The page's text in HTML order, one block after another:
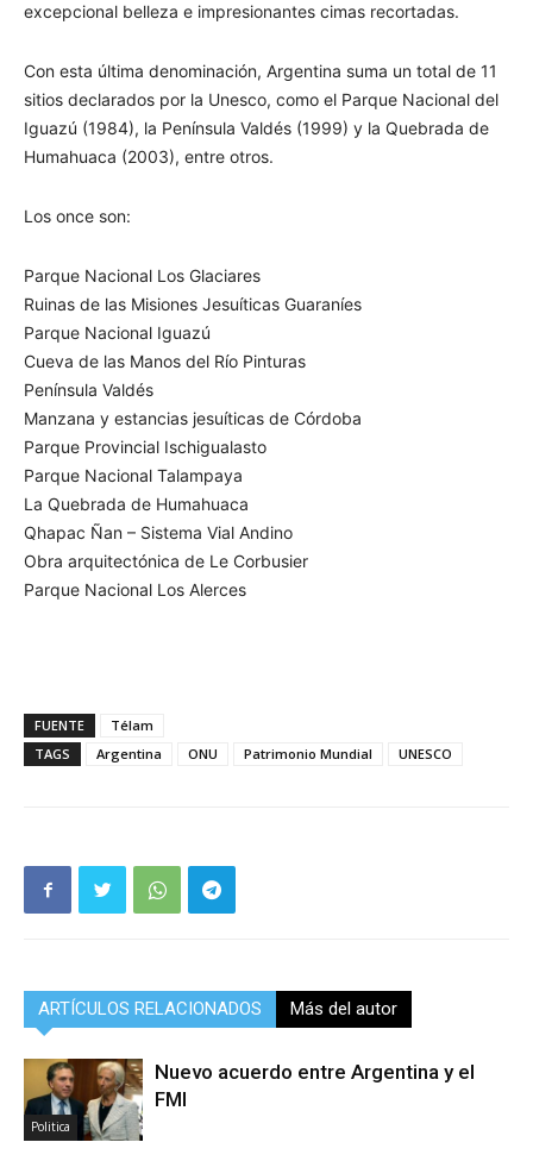
excepcional belleza e impresionantes cimas recortadas.
Con esta última denominación, Argentina suma un total de 11
sitios declarados por la Unesco, como el Parque Nacional del
Iguazú (1984), la Península Valdés (1999) y la Quebrada de
Humahuaca (2003), entre otros.
Los once son:
Parque Nacional Los Glaciares
Ruinas de las Misiones Jesuíticas Guaraníes
Parque Nacional Iguazú
Cueva de las Manos del Río Pinturas
Península Valdés
Manzana y estancias jesuíticas de Córdoba
Parque Provincial Ischigualasto
Parque Nacional Talampaya
La Quebrada de Humahuaca
Qhapac Ñan – Sistema Vial Andino
Obra arquitectónica de Le Corbusier
Parque Nacional Los Alerces
FUENTE
Télam
TAGS
Argentina ONU Patrimonio Mundial UNESCO
ARTÍCULOS RELACIONADOS Más del autor
Politica
Nuevo acuerdo entre Argentina y el
FMI